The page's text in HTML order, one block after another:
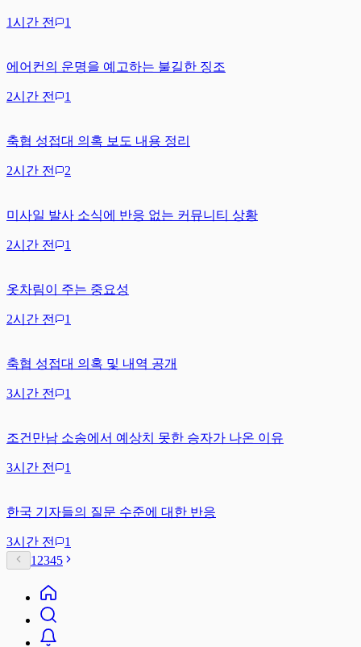
1시간 전 1
에어컨의 운명을 예고하는 불길한 징조
2시간 전 1
축협 성접대 의혹 보도 내용 정리
2시간 전 2
미사일 발사 소식에 반응 없는 커뮤니티 상황
2시간 전 1
옷차림이 주는 중요성
2시간 전 1
축협 성접대 의혹 및 내역 공개
3시간 전 1
조건만남 소송에서 예상치 못한 승자가 나온 이유
3시간 전 1
한국 기자들의 질문 수준에 대한 반응
3시간 전
1
1 2345